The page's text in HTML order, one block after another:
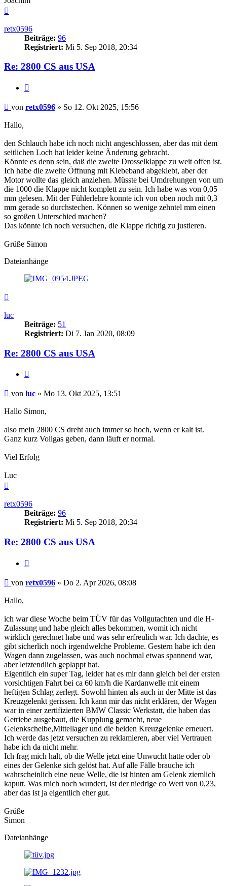
retx0596
Beiträge: 96
Registriert: Mi 5. Sep 2018, 20:34
Re: 2800 CS aus USA
Beitrag
von retx0596 » So 12. Okt 2025, 15:56
Hallo,
den Schlauch habe ich noch nicht angeschlossen, aber das mit dem
seitlichen Loch hat leider keine Änderung gebracht.
Könnte es denn sein, daß die zweite Drosselklappe zu weit offen ist.
Ich habe die zweite Öffnung mit Klebeband abgeklebt, aber der
Motor wollte das gleich anziehen. Müsste bei Umdrehungen von um
die 1000 die Klappe nicht komplett zu sein. Ich habe was von 0,05
mm gelesen. Mit der Fühlerlehre konnte ich von oben noch mit 0,3
mm gerade so durchstechen. Können so wenige zehntel mm einen
so großen Unterschied machen?
Das könnte ich noch versuchen, die Klappe richtig zu justieren.
Grüße Simon
Dateianhänge
luc
Beiträge: 51
Registriert: Di 7. Jan 2020, 08:09
Re: 2800 CS aus USA
Beitrag
von luc » Mo 13. Okt 2025, 13:51
Hallo Simon,
also mein 2800 CS dreht auch immer so hoch, wenn er kalt ist.
Ganz kurz Vollgas geben, dann läuft er normal.
Viel Erfolg
Luc
retx0596
Beiträge: 96
Registriert: Mi 5. Sep 2018, 20:34
Re: 2800 CS aus USA
Beitrag
von retx0596 » Do 2. Apr 2026, 08:08
Hallo,
ich war diese Woche beim TÜV für das Vollgutachten und die H-
Zulassung und habe gleich alles bekommen, womit ich nicht
wirklich gerechnet habe und was sehr erfreulich war. Ich dachte, es
gibt sicherlich noch irgendwelche Probleme. Gestern habe ich den
Wagen dann zugelassen, was auch nochmal etwas spannend war,
aber letztendlich geplappt hat.
Eigentlich ein super Tag, leider hat es mir dann gleich bei der ersten
vorsichtigen Fahrt bei ca 60 km/h die Kardanwelle mit einem
heftigen Schlag zerlegt. Sowohl hinten als auch in der Mitte ist das
Kreuzgelenkt gerissen. Ich kann mir das nicht erklären, der Wagen
war in einer zertifizierten BMW Classic Werkstatt, die haben das
Getriebe ausgebaut, die Kupplung gemacht, neue
Gelenkscheibe,Mittellager und die beiden Kreuzgelenke erneuert.
Ich werde das jetzt versuchen zu reklamieren, aber viel Vertrauen
habe ich da nicht mehr.
Ich frag mich halt, ob die Welle jetzt eine Unwucht hatte oder ob
eines der Gelenke sich gelöst hat. Auf alle Fälle brauche ich
wahrscheinlich eine neue Welle, die ist hinten am Gelenk ziemlich
kaputt. Was mich noch wundert, ist der niedrige co Wert von 0,23,
aber das ist ja eigentlich eher gut.
Grüße
Simon
Dateianhänge